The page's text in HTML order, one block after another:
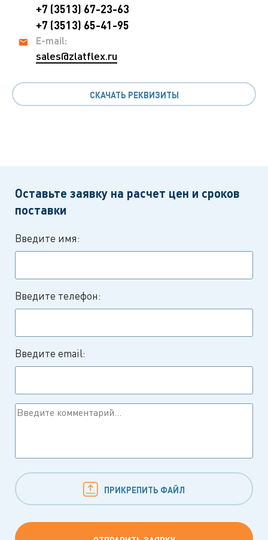
+7 (3513) 67-23-63
+7 (3513) 65-41-95
E-mail:
sales@zlatflex.ru
СКАЧАТЬ РЕКВИЗИТЫ
Оставьте заявку на расчет цен и сроков
поставки
Введите имя:
Введите телефон:
Введите email:
ПРИКРЕПИТЬ ФАЙЛ